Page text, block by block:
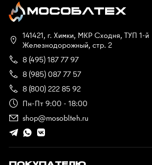
141421, г. Химки, МКР Сходня, ТУП 1-й
Железнодорожный, стр. 2
8 (495) 187 77 97
8 (985) 087 77 57
8 (800) 222 85 92
Пн-Пт 9:00 - 18:00
shop@mosoblteh.ru